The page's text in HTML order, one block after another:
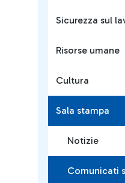
Sicurezza sul
Risorse umane
Cultura
Sala stampa
Notizie
Comunicati